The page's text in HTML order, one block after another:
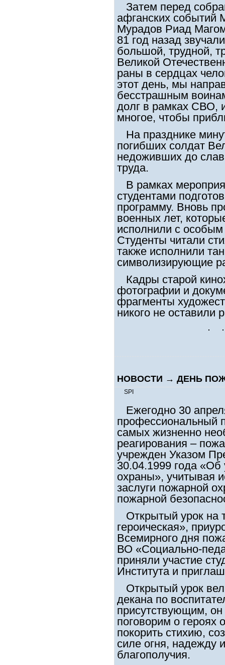
Затем перед
афганских событий
Мурадов Риад
81 год назад
большой, трудной,
Великой
раны в сердцах
этот день, мы
бесстрашным
долг в рамках СВО,
многое, чтобы
На празднике
погибших солдат
недоживших до
труда.
В рамках
студентами
программу. Вновь
военных лет,
исполнили с
Студенты читали
также исполнили
символизирующие
Кадры старой
фотографии и
фрагменты
никого не
НОВОСТИ → ДЕНЬ
SPI
Ежегодно 30
профессиональный
самых жизненно
реагирования –
учрежден Указом
30.04.1999 года
охраны», учитывая
заслуги пожарной
пожарной
Открытый урок на
героическая»,
Всемирного дня
ВО «Социально-
приняли участие
Института и
Открытый урок
декана по
присутствующим, он
поговорим о героях
покорить стихию,
силе огня, надежду
благополучия.